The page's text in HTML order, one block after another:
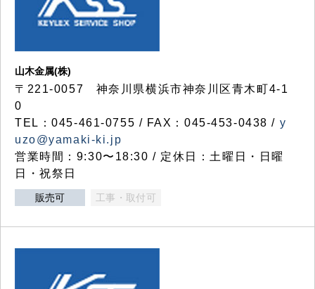
山木金属(株)
〒221-0057 神奈川県横浜市神奈川区青木町4-1
0
TEL：045-461-0755 / FAX：045-453-0438 / y
uzo@yamaki-ki.jp
営業時間：9:30〜18:30 / 定休日：土曜日・日曜
日・祝祭日
販売可 工事・取付可